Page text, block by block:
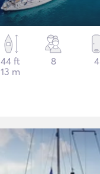
44 ft
13 m
8 4